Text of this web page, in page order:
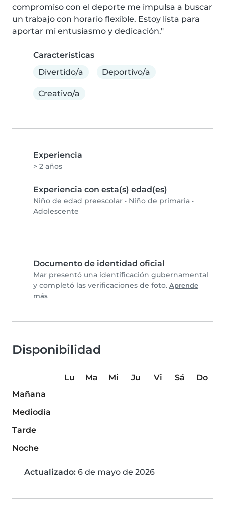
compromiso con el deporte me impulsa a buscar
un trabajo con horario flexible. Estoy lista para
aportar mi entusiasmo y dedicación."
Características
Divertido/a
Deportivo/a
Creativo/a
Experiencia
> 2 años
Experiencia con esta(s) edad(es)
Niño de edad preescolar • Niño de primaria •
Adolescente
Documento de identidad oficial
Mar presentó una identificación gubernamental
y completó las verificaciones de foto. Aprende
más
Disponibilidad
Lu Ma Mi Ju Vi Sá
Do
Mañana
Mediodía
Tarde
Noche
Actualizado: 6 de mayo de 2026